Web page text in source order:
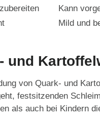
Kann
Mild und
und
von Quark- und
festsitzenden
als auch bei Kindern